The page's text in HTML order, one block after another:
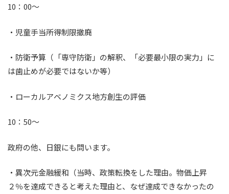
10：00～
・児童手当所得制限撤廃
・防衛予算（「専守防衛」の解釈、「必要最小限の実力」に
は歯止めが必要ではないか等）
・ローカルアベノミクス地方創生の評価
10：50～
政府の他、日銀にも問います。
・異次元金融緩和（当時、政策転換をした理由。物価上昇
２％を達成できると考えた理由と、なぜ達成できなかったの